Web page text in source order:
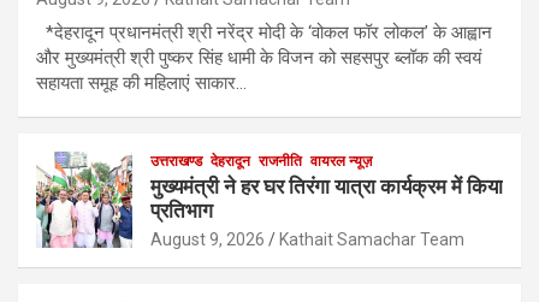
*देहरादून प्रधानमंत्री श्री नरेंद्र मोदी के ‘वोकल फॉर लोकल’ के आह्वान
और मुख्यमंत्री श्री पुष्कर सिंह धामी के विजन को सहसपुर ब्लॉक की स्वयं
सहायता समूह की महिलाएं साकार…
उत्तराखण्ड देहरादून राजनीति वायरल न्यूज़
मुख्यमंत्री ने हर घर तिरंगा यात्रा कार्यक्रम में किया
प्रतिभाग
August 9, 2026 Kathait Samachar Team